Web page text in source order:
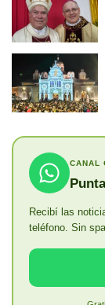
CANAL
Recibí las
teléfono. Sin